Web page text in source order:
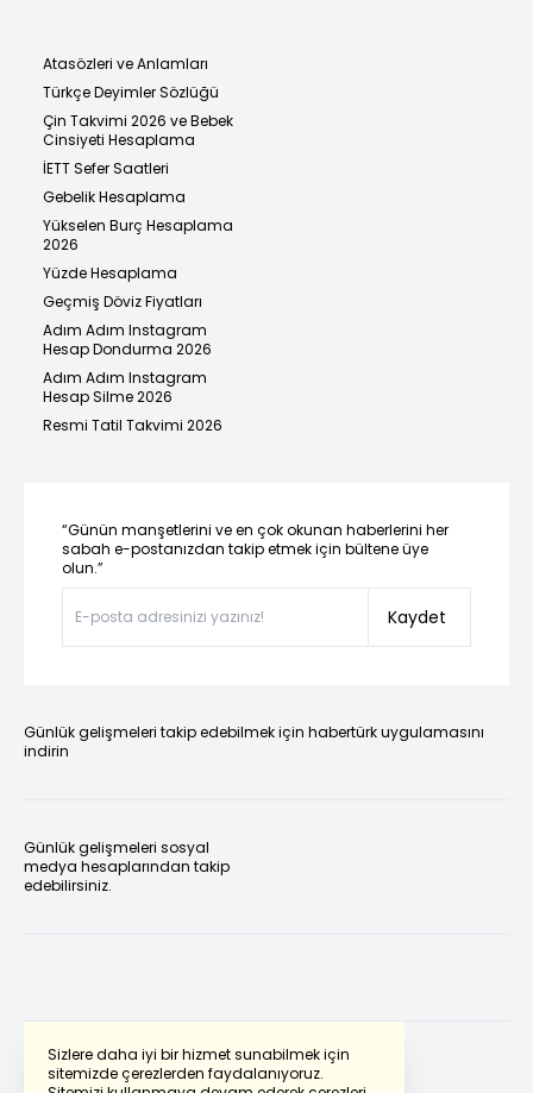
Sizlere daha iyi bir hizmet sunabilmek için
sitemizde çerezlerden faydalanıyoruz.
Atasözleri ve Anlamları
Türkçe Deyimler Sözlüğü
Çin Takvimi 2026 ve Bebek
Cinsiyeti Hesaplama
İETT Sefer Saatleri
Gebelik Hesaplama
Yükselen Burç Hesaplama
2026
Yüzde Hesaplama
Geçmiş Döviz Fiyatları
Adım Adım Instagram
Hesap Dondurma 2026
Adım Adım Instagram
Hesap Silme 2026
Resmi Tatil Takvimi 2026
“Günün manşetlerini ve en çok okunan haberlerini her
sabah e-postanızdan takip etmek için bültene üye
olun.”
Kaydet
Günlük gelişmeleri takip edebilmek için habertürk uygulamasını
indirin
Günlük gelişmeleri sosyal
medya hesaplarından takip
edebilirsiniz.